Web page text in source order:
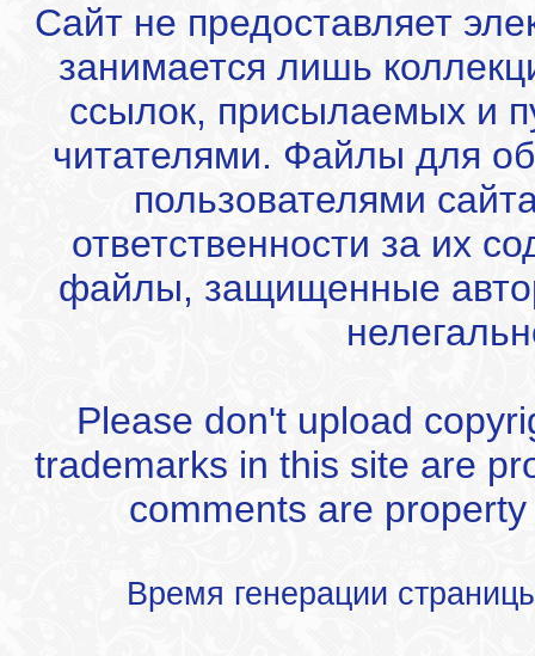
Сайт не предоставляет
занимается лишь
ссылок, присылаемых и
читателями. Файлы для
пользователями
ответственности за их
файлы, защищенные
Please don't upload
trademarks in this site are
comments are
Время генерации